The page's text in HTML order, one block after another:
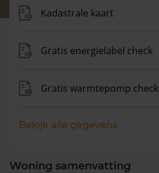
Kadastrale kaart
Gratis energielabel check
Gratis warmtepomp check
Bekijk alle gegevens
Woning samenvatting